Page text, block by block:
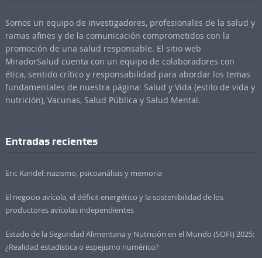
Somos un equipo de investigadores, profesionales de la salud y
ramas afines y de la comunicación comprometidos con la
promoción de una salud responsable. El sitio web
MiradorSalud cuenta con un equipo de colaboradores con
ética, sentido crítico y responsabilidad para abordar los temas
fundamentales de nuestra página: Salud y Vida (estilo de vida y
nutrición), Vacunas, Salud Pública y Salud Mental.
Entradas recientes
Eric Kandel: nazismo, psicoanálisis y memoria
El negocio avícola, el déficit energético y la sostenibilidad de los
productores avícolas independientes
Estado de la Seguridad Alimentaria y Nutrición en el Mundo (SOFI) 2025:
¿Realidad estadística o espejismo numérico?